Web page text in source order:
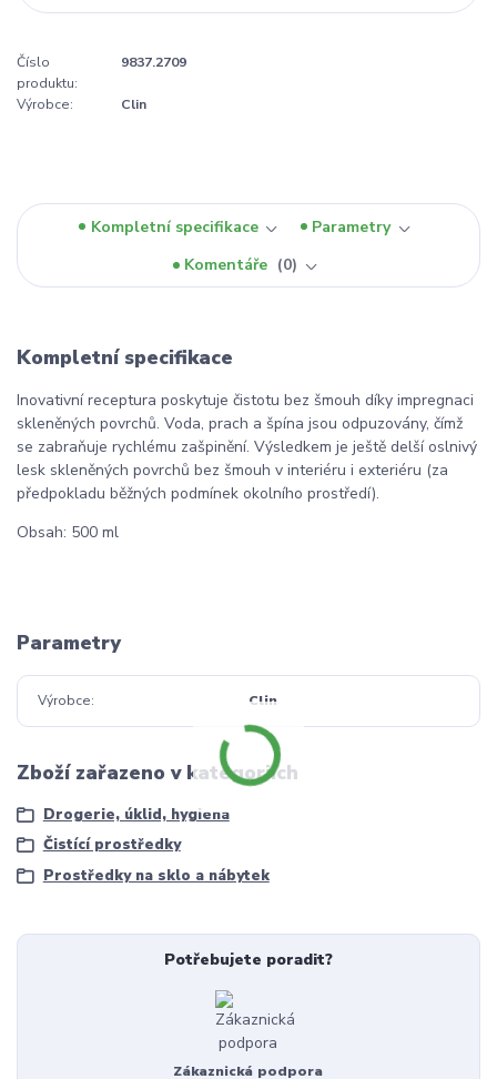
Číslo
produktu:
9837.2709
Výrobce: Clin
Kompletní specifikace
Parametry
Komentáře
0
Kompletní specifikace
Inovativní receptura poskytuje čistotu bez šmouh díky impregnaci
skleněných povrchů. Voda, prach a špína jsou odpuzovány, čímž
se zabraňuje rychlému zašpinění. Výsledkem je ještě delší oslnivý
lesk skleněných povrchů bez šmouh v interiéru i exteriéru (za
předpokladu běžných podmínek okolního prostředí).
Obsah: 500 ml
Parametry
Výrobce Clin
Zboží zařazeno v kategoriích
Drogerie, úklid, hygiena
Čistící prostředky
Prostředky na sklo a nábytek
Potřebujete poradit?
Zákaznická podpora